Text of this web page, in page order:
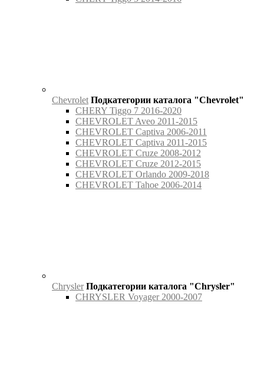
Chevrolet Подкатегории каталога "Chevrolet"
CHERY Tiggo 7 2016-2020
CHEVROLET Aveo 2011-2015
CHEVROLET Captiva 2006-2011
CHEVROLET Captiva 2011-2015
CHEVROLET Cruze 2008-2012
CHEVROLET Cruze 2012-2015
CHEVROLET Orlando 2009-2018
CHEVROLET Tahoe 2006-2014
Chrysler Подкатегории каталога "Chrysler"
CHRYSLER Voyager 2000-2007